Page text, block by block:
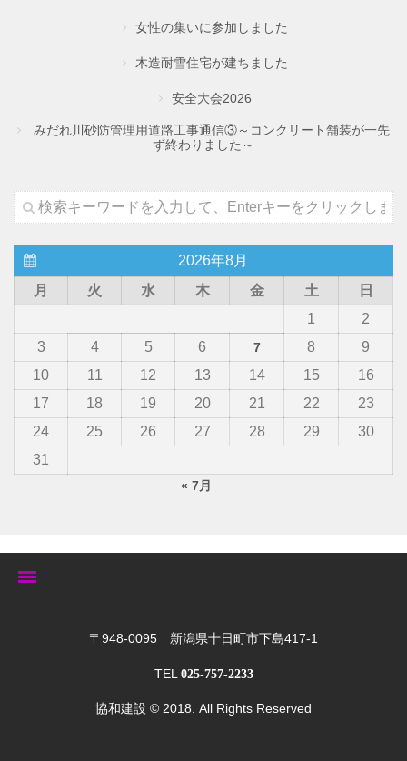
女性の集いに参加しました
木造耐雪住宅が建ちました
安全大会2026
みだれ川砂防管理用道路工事通信③～コンクリート舗装が一先
ず終わりました～
2026年8月
月
火 水 木 金 土
日
1
2
3
4 5 6 7 8
9
10
11 12 13 14 15
16
17
18 19 20 21 22
23
24
25 26 27 28 29
30
31
« 7月
〒948-0095 新潟県十日町市下島417-1
TEL 025-757-2233
協和建設 © 2018. All Rights Reserved